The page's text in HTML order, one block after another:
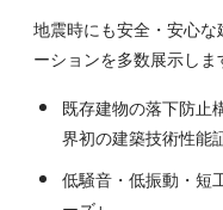
地震時にも安全・安心
ーションを多数展示しま
既存建物の落下防止
界初の建築技術性能
低騒音・低振動・短